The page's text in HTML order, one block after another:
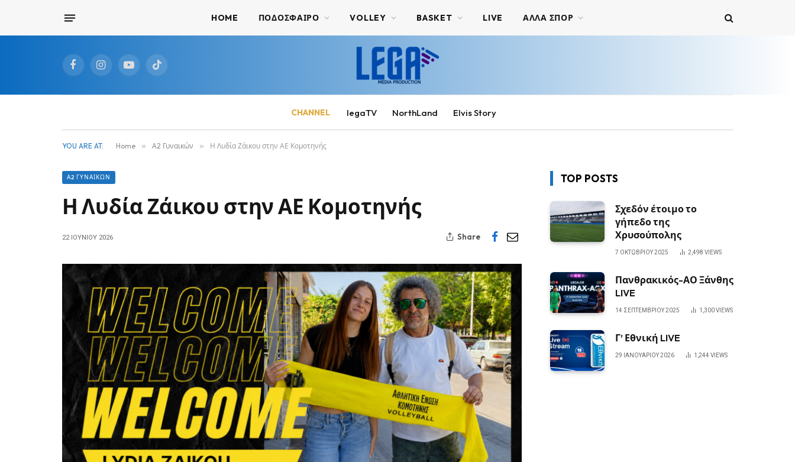
HOME ΠΟΔΟΣΦΑΙΡΟ VOLLEY BASKET LIVE ΑΛΛΑ ΣΠΟΡ
FacebookInstagramYouTubeTikTok
CHANNEL legaTV NorthLand Elvis Story
YOU ARE AT: Home » Α2 Γυναικών » Η Λυδία Ζάικου στην ΑΕ Κομοτηνής
Α2 ΓΥΝΑΙΚΏΝ
Η Λυδία Ζάικου στην ΑΕ Κομοτηνής
22 ΙΟΥΝΊΟΥ 2026 Share
TOP POSTS
Σχεδόν έτοιμο το
γήπεδο της
Χρυσούπολης
7 ΟΚΤΩΒΡΊΟΥ 2025 2,498 VIEWS
Πανθρακικός-ΑΟ Ξάνθης
LIVE
14 ΣΕΠΤΕΜΒΡΊΟΥ 2025 1,300VIEWS
Γ’ Εθνική LIVE
29 ΙΑΝΟΥΑΡΊΟΥ 2026 1,244 VIEWS